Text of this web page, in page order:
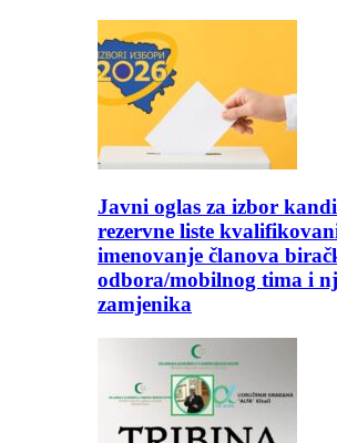
Javni oglas za izbor
rezervne liste
imenovanje članova
odbora/mobilnog tima i
zamjenika